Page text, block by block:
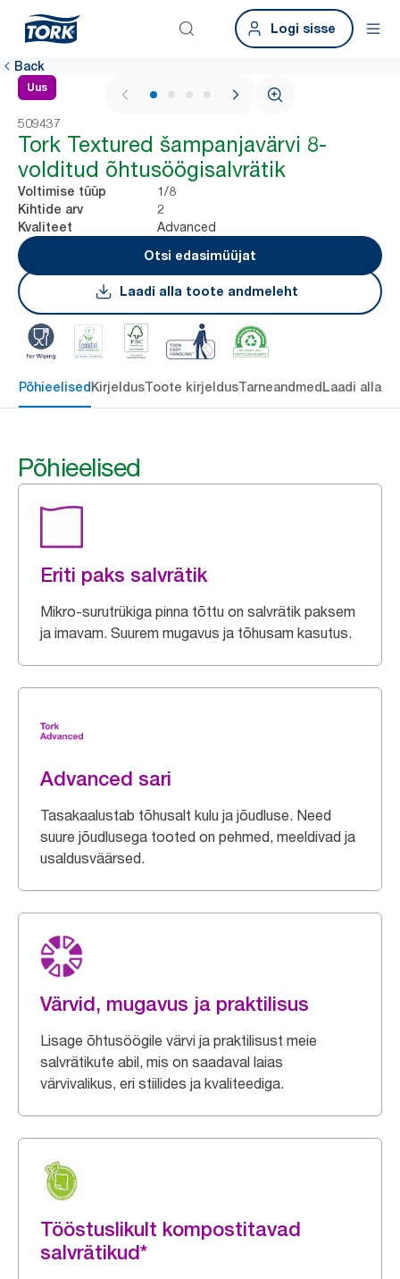
Logi sisse
Back
Uus
1 / 4
509437
Tork Textured šampanjavärvi 8-
volditud õhtusöögisalvrätik
Voltimise tüüp 1/8
Kihtide arv 2
Kvaliteet
Advanced
Otsi edasimüüjat
Laadi alla toote andmeleht
Põhieelised KirjeldusToote kirjeldusTarneandmed Laadi alla
Põhieelised
Eriti paks salvrätik
Mikro-surutrükiga pinna tõttu on salvrätik paksem
ja imavam. Suurem mugavus ja tõhusam kasutus.
Advanced sari
Tasakaalustab tõhusalt kulu ja jõudluse. Need
suure jõudlusega tooted on pehmed, meeldivad ja
usaldusväärsed.
Värvid, mugavus ja praktilisus
Lisage õhtusöögile värvi ja praktilisust meie
salvrätikute abil, mis on saadaval laias
värvivalikus, eri stiilides ja kvaliteediga.
Tööstuslikult kompostitavad
salvrätikud*